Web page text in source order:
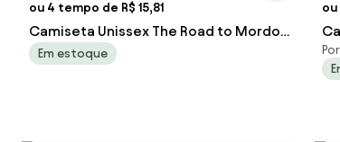
ou 4 tempo de R$ 15,81
Camiseta Unissex The Road to Mordor
O Senhor dos Anéis - Cinza Chumbo - P
Em estoque
ou